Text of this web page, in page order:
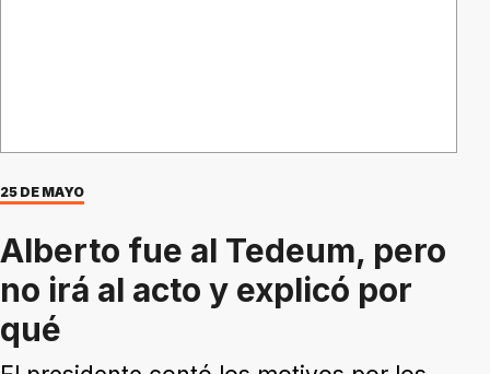
25 DE MAYO
Alberto fue al Tedeum, pero
no irá al acto y explicó por
qué